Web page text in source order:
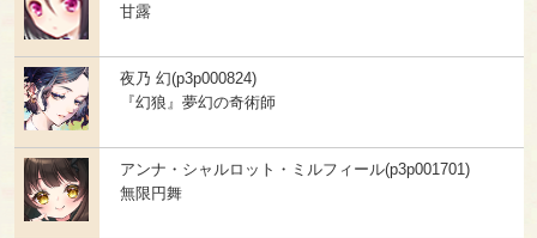
甘露
夜乃 幻(p3p000824)
『幻狼』夢幻の奇術師
アンナ・シャルロット・ミルフィール(p3p001701)
無限円舞